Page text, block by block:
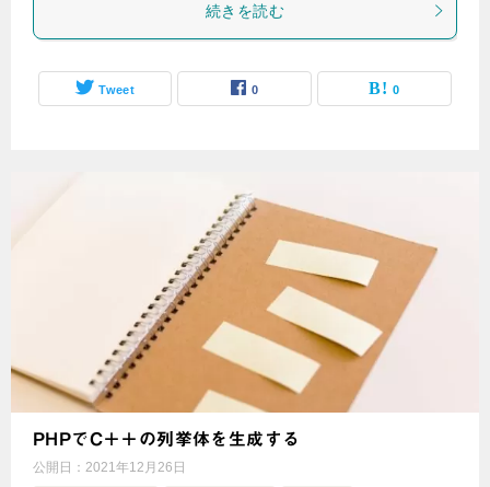
続きを読む
Tweet 0 0
PHPでC＋＋の列挙体を生成する
公開日： 2021年12月26日